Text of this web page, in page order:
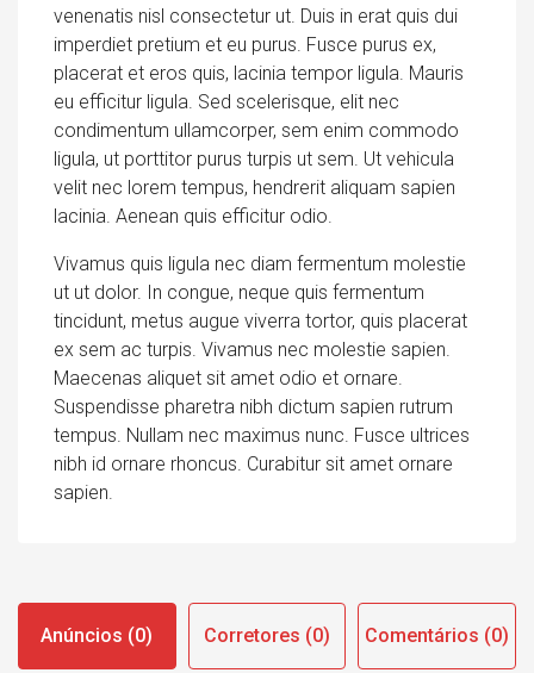
venenatis nisl consectetur ut. Duis in erat quis dui
imperdiet pretium et eu purus. Fusce purus ex,
placerat et eros quis, lacinia tempor ligula. Mauris
eu efficitur ligula. Sed scelerisque, elit nec
condimentum ullamcorper, sem enim commodo
ligula, ut porttitor purus turpis ut sem. Ut vehicula
velit nec lorem tempus, hendrerit aliquam sapien
lacinia. Aenean quis efficitur odio.
Vivamus quis ligula nec diam fermentum molestie
ut ut dolor. In congue, neque quis fermentum
tincidunt, metus augue viverra tortor, quis placerat
ex sem ac turpis. Vivamus nec molestie sapien.
Maecenas aliquet sit amet odio et ornare.
Suspendisse pharetra nibh dictum sapien rutrum
tempus. Nullam nec maximus nunc. Fusce ultrices
nibh id ornare rhoncus. Curabitur sit amet ornare
sapien.
Anúncios (0) Corretores (0) Comentários (0)